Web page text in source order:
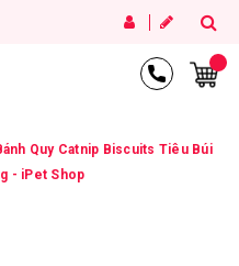
Quy Catnip Biscuits Tiêu Búi
- iPet Shop